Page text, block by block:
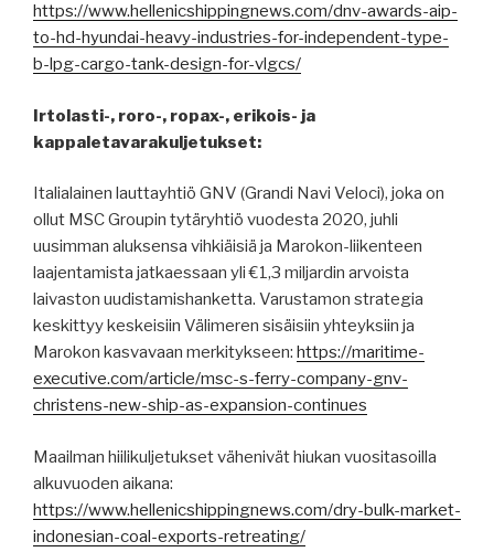
https://www.hellenicshippingnews.com/dnv-awards-aip-
to-hd-hyundai-heavy-industries-for-independent-type-
b-lpg-cargo-tank-design-for-vlgcs/
Irtolasti-, roro-, ropax-, erikois- ja
kappaletavarakuljetukset:
Italialainen lauttayhtiö GNV (Grandi Navi Veloci), joka on
ollut MSC Groupin tytäryhtiö vuodesta 2020, juhli
uusimman aluksensa vihkiäisiä ja Marokon-liikenteen
laajentamista jatkaessaan yli €1,3 miljardin arvoista
laivaston uudistamishanketta. Varustamon strategia
keskittyy keskeisiin Välimeren sisäisiin yhteyksiin ja
Marokon kasvavaan merkitykseen: https://maritime-
executive.com/article/msc-s-ferry-company-gnv-
christens-new-ship-as-expansion-continues
Maailman hiilikuljetukset vähenivät hiukan vuositasoilla
alkuvuoden aikana:
https://www.hellenicshippingnews.com/dry-bulk-market-
indonesian-coal-exports-retreating/